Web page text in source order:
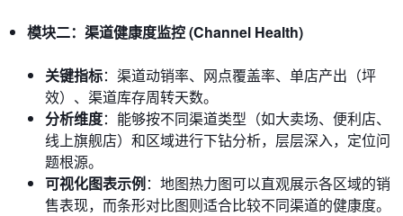
模块二：渠道健康度监控 (Channel Health)
关键指标：渠道动销率、网点覆盖率、单店产出（坪
效）、渠道库存周转天数。
分析维度：能够按不同渠道类型（如大卖场、便利店、
线上旗舰店）和区域进行下钻分析，层层深入，定位问
题根源。
可视化图表示例：地图热力图可以直观展示各区域的销
售表现，而条形对比图则适合比较不同渠道的健康度。